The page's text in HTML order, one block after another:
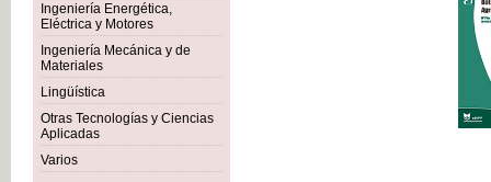
Ingeniería Energética,
Eléctrica y Motores
Ingeniería Mecánica y de
Materiales
Lingüística
Otras Tecnologías y Ciencias
Aplicadas
Varios
VAT